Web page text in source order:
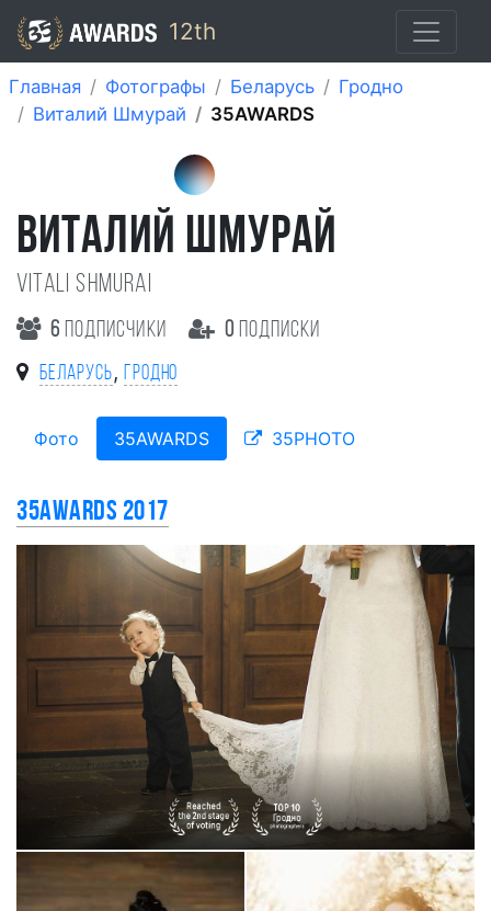
12th
Главная Фотографы Беларусь
Гродно
Виталий Шмурай
35AWARDS
ВИТАЛИЙ ШМУРАЙ
Vitali Shmurai
6 подписчики 0 подписки
Беларусь, Гродно
Фото 35AWARDS 35PHOTO
35AWARDS 2017